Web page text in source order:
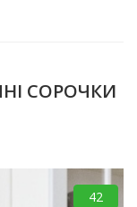
СОРОЧКИ
42